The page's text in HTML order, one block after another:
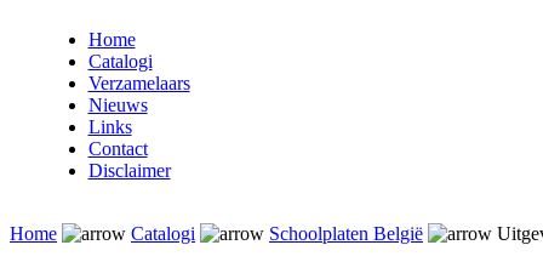
Home
Catalogi
Verzamelaars
Nieuws
Links
Contact
Disclaimer
Home Catalogi Schoolplaten België